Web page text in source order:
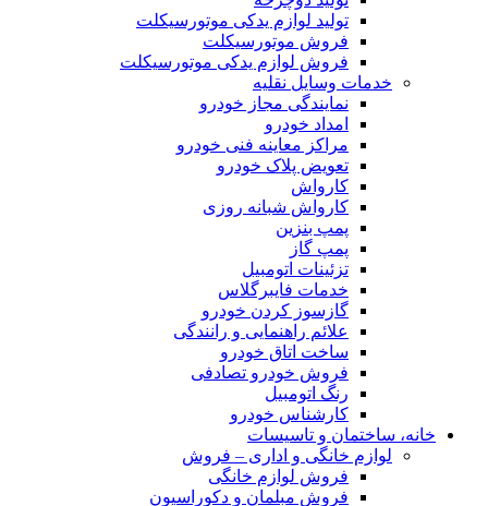
تولید لوازم یدکی موتورسیکلت
فروش موتورسیکلت
فروش لوازم یدکی موتورسیکلت
خدمات وسایل نقلیه
نمایندگی مجاز خودرو
امداد خودرو
مراکز معاینه فنی خودرو
تعویض پلاک خودرو
کارواش
کارواش شبانه روزی
پمپ بنزین
پمپ گاز
تزئینات اتومبیل
خدمات فایبرگلاس
گازسوز کردن خودرو
علائم راهنمایی و رانندگی
ساخت اتاق خودرو
فروش خودرو تصادفی
رنگ اتومبیل
کارشناس خودرو
خانه، ساختمان و تاسیسات
لوازم خانگی و اداری – فروش
فروش لوازم خانگی
فروش مبلمان و دکوراسیون